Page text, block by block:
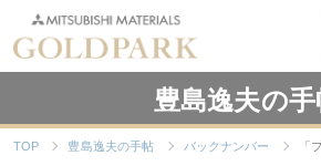
豊島逸夫の
TOP 豊島逸夫の手帖 バックナンバー 「